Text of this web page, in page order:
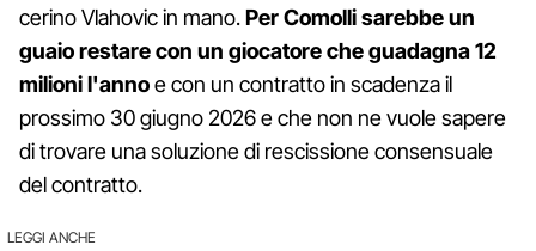
cerino Vlahovic in mano.Per Comolli sarebbe un
guaio restare con un giocatore che guadagna 12
milioni l'annoe con un contratto in scadenza il
prossimo 30 giugno 2026 e che non ne vuole sapere
di trovare una soluzione di rescissione consensuale
del contratto.
LEGGI ANCHE